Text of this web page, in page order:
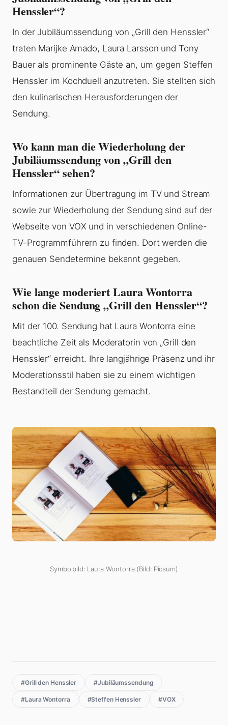
Henssler“?
In der Jubiläumssendung von „Grill den Henssler“
traten Marijke Amado, Laura Larsson und Tony
Bauer als prominente Gäste an, um gegen Steffen
Henssler im Kochduell anzutreten. Sie stellten sich
den kulinarischen Herausforderungen der
Sendung.
Wo kann man die Wiederholung der
Jubiläumssendung von „Grill den
Henssler“ sehen?
Informationen zur Übertragung im TV und Stream
sowie zur Wiederholung der Sendung sind auf der
Webseite von VOX und in verschiedenen Online-
TV-Programmführern zu finden. Dort werden die
genauen Sendetermine bekannt gegeben.
Wie lange moderiert Laura Wontorra
schon die Sendung „Grill den Henssler“?
Mit der 100. Sendung hat Laura Wontorra eine
beachtliche Zeit als Moderatorin von „Grill den
Henssler“ erreicht. Ihre langjährige Präsenz und ihr
Moderationsstil haben sie zu einem wichtigen
Bestandteil der Sendung gemacht.
Symbolbild: Laura Wontorra (Bild: Picsum)
#Grill den Henssler #Jubiläumssendung
#Laura Wontorra #Steffen Henssler #VOX